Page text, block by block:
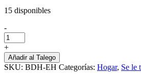
15 disponibles
-
Esterilizador
de
cepillos
cantidad
+
Añadir al Talego
SKU: BDH-EH Categorías: Hogar, Se le